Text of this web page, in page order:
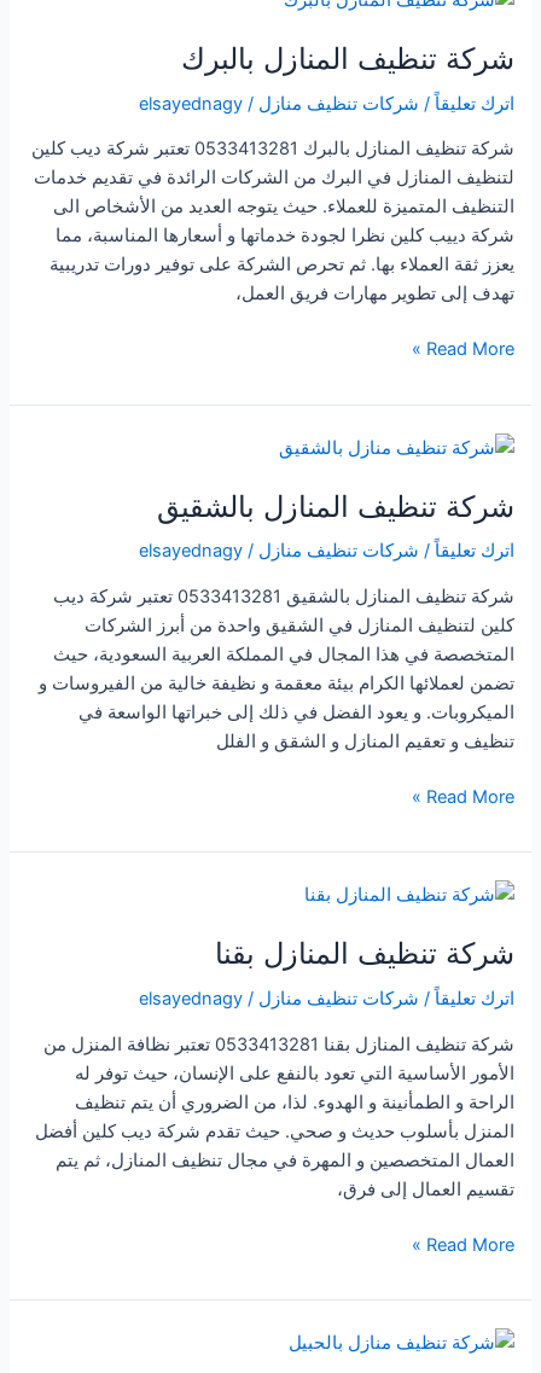
شركة تنظيف المنازل بالبرك
اترك تعليقاً / شركات تنظيف منازل /
elsayednagy
شركة تنظيف المنازل بالبرك 0533413281 تعتبر شركة ديب كلين
لتنظيف المنازل في البرك من الشركات الرائدة في تقديم خدمات
التنظيف المتميزة للعملاء. حيث يتوجه العديد من الأشخاص الى
شركة دييب كلين نظرا لجودة خدماتها و أسعارها المناسبة، مما
يعزز ثقة العملاء بها. ثم تحرص الشركة على توفير دورات تدريبية
تهدف إلى تطوير مهارات فريق العمل،
شركة
المنازل
بالبرك
Read More »
شركة تنظيف المنازل بالشقيق
اترك تعليقاً / شركات تنظيف منازل /
elsayednagy
شركة تنظيف المنازل بالشقيق 0533413281 تعتبر شركة ديب
كلين لتنظيف المنازل في الشقيق واحدة من أبرز الشركات
المتخصصة في هذا المجال في المملكة العربية السعودية، حيث
تضمن لعملائها الكرام بيئة معقمة و نظيفة خالية من الفيروسات و
الميكروبات. و يعود الفضل في ذلك إلى خبراتها الواسعة في
تنظيف و تعقيم المنازل و الشقق و الفلل
شركة
المنازل
بالشقيق
Read More »
شركة تنظيف المنازل بقنا
اترك تعليقاً / شركات تنظيف منازل /
elsayednagy
شركة تنظيف المنازل بقنا 0533413281 تعتبر نظافة المنزل من
الأمور الأساسية التي تعود بالنفع على الإنسان، حيث توفر له
الراحة و الطمأنينة و الهدوء. لذا، من الضروري أن يتم تنظيف
المنزل بأسلوب حديث و صحي. حيث تقدم شركة ديب كلين أفضل
العمال المتخصصين و المهرة في مجال تنظيف المنازل، ثم يتم
تقسيم العمال إلى فرق،
شركة
المنازل
بقنا
Read More »